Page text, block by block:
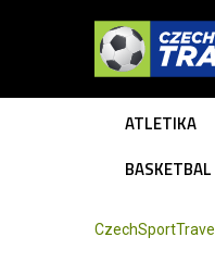
ATLETIKA
BASKETBAL
CzechSportTravel